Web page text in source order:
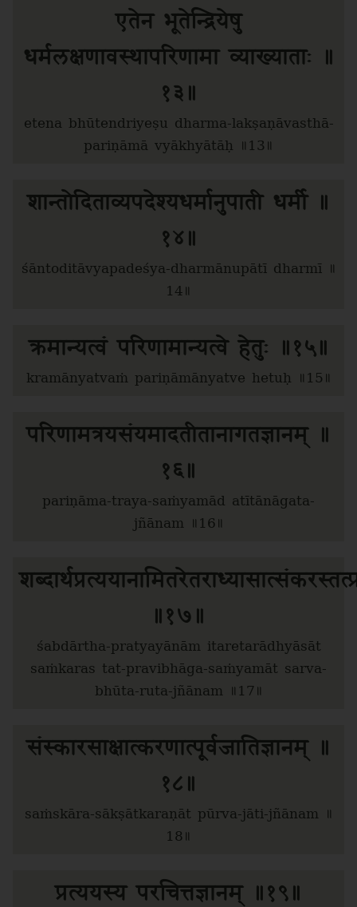
एतेन भूतेन्द्रियेषु
धर्मलक्षणावस्थापरिणामा व्याख्याताः ॥
१३॥
etena bhūtendriyeṣu dharma-lakṣaṇāvasthā-
pariṇāmā vyākhyātāḥ ॥13॥
शान्तोदिताव्यपदेश्यधर्मानुपाती धर्मी ॥
१४॥
śāntoditāvyapadeśya-dharmānupātī dharmī ॥
14॥
क्रमान्यत्वं परिणामान्यत्वे हेतुः ॥१५॥
kramānyatvaṁ pariṇāmānyatve hetuḥ ॥15॥
परिणामत्रयसंयमादतीतानागतज्ञानम् ॥
१६॥
pariṇāma-traya-saṁyamād atītānāgata-
jñānam ॥16॥
॥१७॥
śabdārtha-pratyayānām itaretarādhyāsāt
saṁkaras tat-pravibhāga-saṁyamāt sarva-
bhūta-ruta-jñānam ॥17॥
संस्कारसाक्षात्करणात्पूर्वजातिज्ञानम् ॥
१८॥
saṁskāra-sākṣātkaraṇāt pūrva-jāti-jñānam ॥
18॥
प्रत्ययस्य परचित्तज्ञानम् ॥१९॥